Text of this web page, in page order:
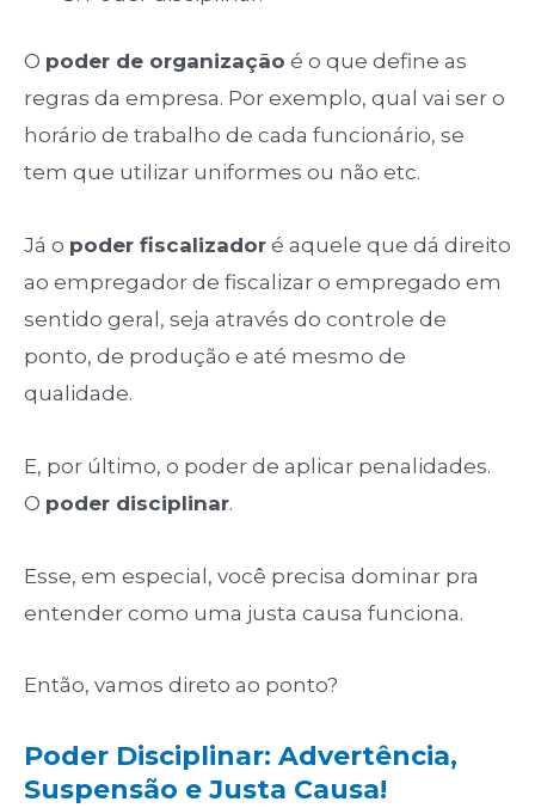
O poder de organização é o que define as
regras da empresa. Por exemplo, qual vai ser o
horário de trabalho de cada funcionário, se
tem que utilizar uniformes ou não etc.
Já o poder fiscalizador é aquele que dá direito
ao empregador de fiscalizar o empregado em
sentido geral, seja através do controle de
ponto, de produção e até mesmo de
qualidade.
E, por último, o poder de aplicar penalidades.
O poder disciplinar.
Esse, em especial, você precisa dominar pra
entender como uma justa causa funciona.
Então, vamos direto ao ponto?
Poder Disciplinar: Advertência,
Suspensão e Justa Causa!